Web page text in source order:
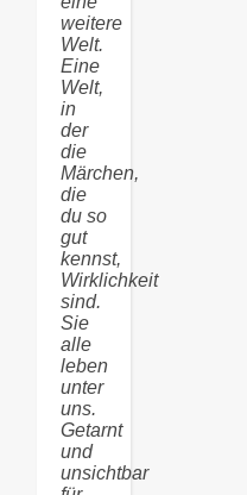
weitere
Welt.
Eine
Welt,
in
der
die
Märchen,
die
du so
gut
kennst,
Wirklichkeit
sind.
Sie
alle
leben
unter
uns.
Getarnt
und
unsichtbar